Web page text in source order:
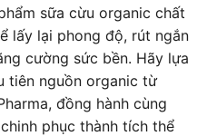
sữa cừu organic chất
lấy lại phong độ, rút ngắn
cường sức bền. Hãy lựa
tiên nguồn organic từ
đồng hành cùng
phục thành tích thể